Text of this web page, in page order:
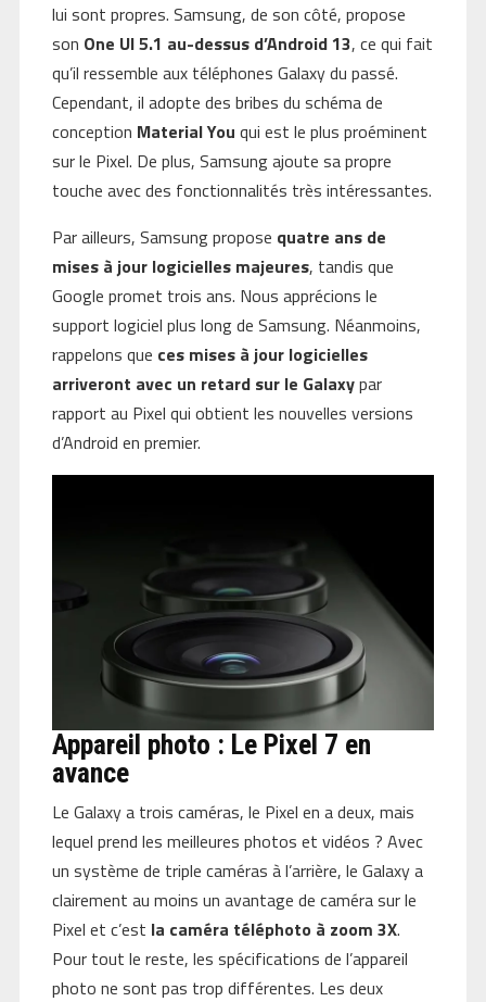
lui sont propres. Samsung, de son côté, propose
son One UI 5.1 au-dessus d’Android 13, ce qui fait
qu’il ressemble aux téléphones Galaxy du passé.
Cependant, il adopte des bribes du schéma de
conception Material You qui est le plus proéminent
sur le Pixel. De plus, Samsung ajoute sa propre
touche avec des fonctionnalités très intéressantes.
Par ailleurs, Samsung propose quatre ans de
mises à jour logicielles majeures, tandis que
Google promet trois ans. Nous apprécions le
support logiciel plus long de Samsung. Néanmoins,
rappelons que ces mises à jour logicielles
arriveront avec un retard sur le Galaxypar
rapport au Pixel qui obtient les nouvelles versions
d’Android en premier.
Appareil photo : Le Pixel 7 en
avance
Le Galaxy a trois caméras, le Pixel en a deux, mais
lequel prend les meilleures photos et vidéos ? Avec
un système de triple caméras à l’arrière, le Galaxy a
clairement au moins un avantage de caméra sur le
Pixel et c’est la caméra téléphoto à zoom 3X.
Pour tout le reste, les spécifications de l’appareil
photo ne sont pas trop différentes. Les deux